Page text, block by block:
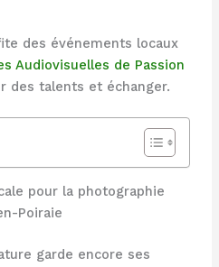
des événements locaux
Audiovisuelles de Passion
des talents et échanger.
pour la photographie
Poiraie
garde encore ses